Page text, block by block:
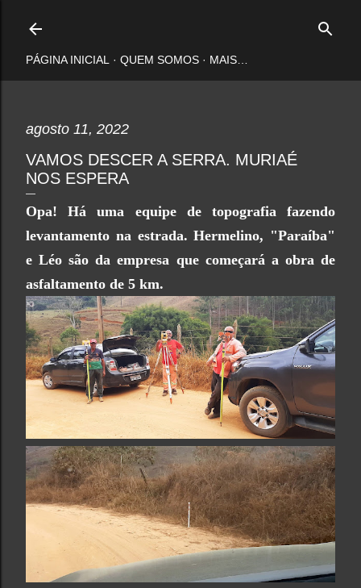
PÁGINA INICIAL QUEM SOMOS MAIS…
agosto 11, 2022
VAMOS DESCER A SERRA. MURIAÉ
NOS ESPERA
Opa! Há uma equipe de topografia fazendo
levantamento na estrada. Hermelino, "Paraíba"
e Léo são da empresa que começará a obra de
asfaltamento de 5 km.